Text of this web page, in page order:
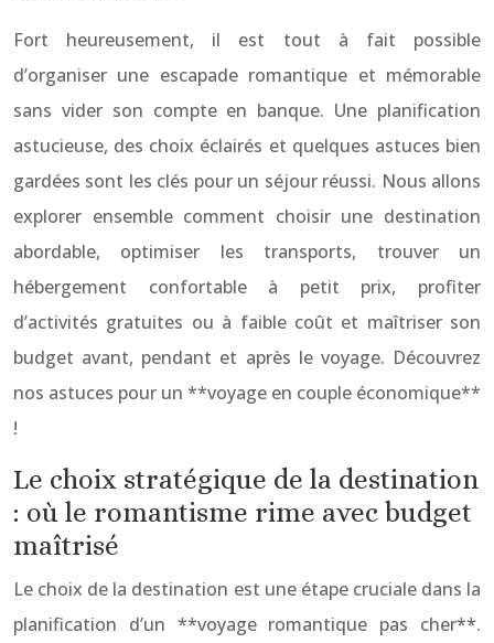
Fort heureusement, il est tout à fait possible
d’organiser une escapade romantique et mémorable
sans vider son compte en banque. Une planification
astucieuse, des choix éclairés et quelques astuces bien
gardées sont les clés pour un séjour réussi. Nous allons
explorer ensemble comment choisir une destination
abordable, optimiser les transports, trouver un
hébergement confortable à petit prix, profiter
d’activités gratuites ou à faible coût et maîtriser son
budget avant, pendant et après le voyage. Découvrez
nos astuces pour un **voyage en couple économique**
!
Le choix stratégique de la destination
: où le romantisme rime avec budget
maîtrisé
Le choix de la destination est une étape cruciale dans la
planification d’un **voyage romantique pas cher**.